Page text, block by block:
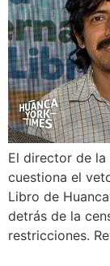
El director de la
cuestiona el
Libro de
detrás de la
restricciones.